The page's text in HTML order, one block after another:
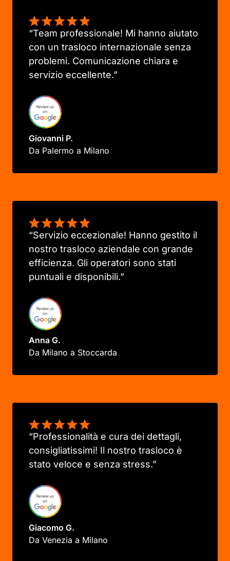
“Team professionale! Mi hanno aiutato
con un trasloco internazionale senza
problemi. Comunicazione chiara e
servizio eccellente.”
Giovanni P.
Da Palermo a Milano
“Servizio eccezionale! Hanno gestito il
nostro trasloco aziendale con grande
efficienza. Gli operatori sono stati
puntuali e disponibili.”
Anna G.
Da Milano a Stoccarda
“Professionalità e cura dei dettagli,
consigliatissimi! Il nostro trasloco è
stato veloce e senza stress.”
Giacomo G.
Da Venezia a Milano